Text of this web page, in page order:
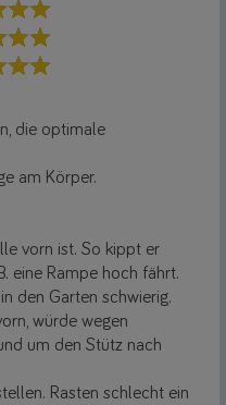
die optimale
am Körper.
vorn ist. So kippt er
eine Rampe hoch fährt.
den Garten schwierig.
würde wegen
um den Stütz nach
Rasten schlecht ein